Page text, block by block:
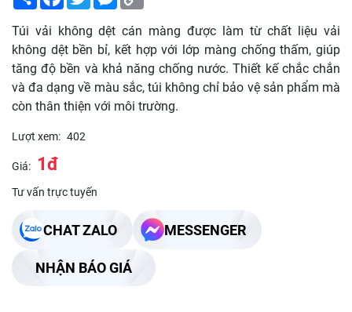
Túi vải không dệt cán màng được làm từ chất liệu vải
không dệt bền bỉ, kết hợp với lớp màng chống thấm, giúp
tăng độ bền và khả năng chống nước. Thiết kế chắc chắn
và đa dạng về màu sắc, túi không chỉ bảo vệ sản phẩm mà
còn thân thiện với môi trường.
Lượt xem: 402
Giá: 1đ
Tư vấn trực tuyến
CHAT ZALO MESSENGER
NHẬN BÁO GIÁ